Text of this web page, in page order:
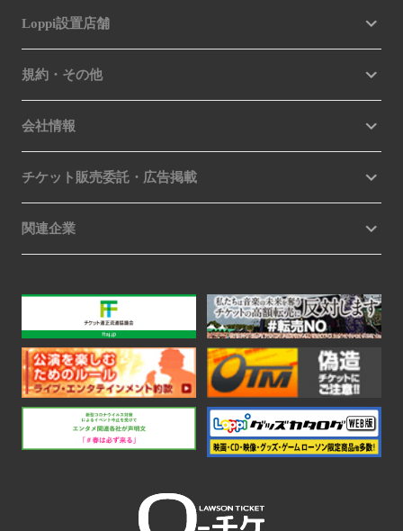
Loppi設置店舗
規約・その他
会社情報
チケット販売委託・広告掲載
関連企業